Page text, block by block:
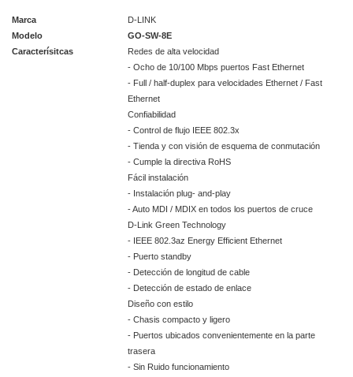
Marca
D-LINK
Modelo
GO-SW-8E
Caracterísitcas
Redes de alta velocidad
- Ocho de 10/100 Mbps puertos Fast Ethernet
- Full / half-duplex para velocidades Ethernet / Fast
Ethernet
Confiabilidad
- Control de flujo IEEE 802.3x
- Tienda y con visión de esquema de conmutación
- Cumple la directiva RoHS
Fácil instalación
- Instalación plug- and-play
- Auto MDI / MDIX en todos los puertos de cruce
D-Link Green Technology
- IEEE 802.3az Energy Efficient Ethernet
- Puerto standby
- Detección de longitud de cable
- Detección de estado de enlace
Diseño con estilo
- Chasis compacto y ligero
- Puertos ubicados convenientemente en la parte
trasera
- Sin Ruido funcionamiento